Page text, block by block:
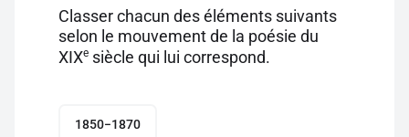
Classer chacun des éléments suivants
selon le mouvement de la poésie du
XIXe siècle qui lui correspond.
1850−1870